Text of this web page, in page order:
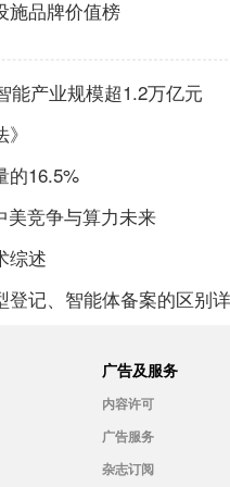
施品牌价值榜
能产业规模超1.2万亿元
的16.5%
美竞争与算力未来
综述
记、智能体备案的区别
广告及服务
内容许可
广告服务
杂志订阅